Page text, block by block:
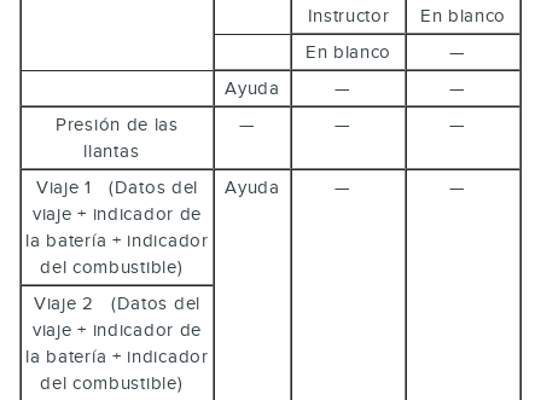
Instructor
En blanco
En blanco
—
Ayuda
—
—
Presión de las
llantas
— — —
Viaje 1 (Datos del
viaje + indicador de
la batería + indicador
del combustible)
Ayuda — —
Viaje 2 (Datos del
viaje + indicador de
la batería + indicador
del combustible)